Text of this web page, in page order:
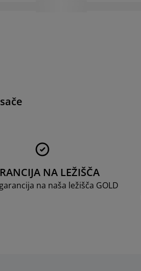
NA LEŽIŠČA
na naša ležišča GOLD